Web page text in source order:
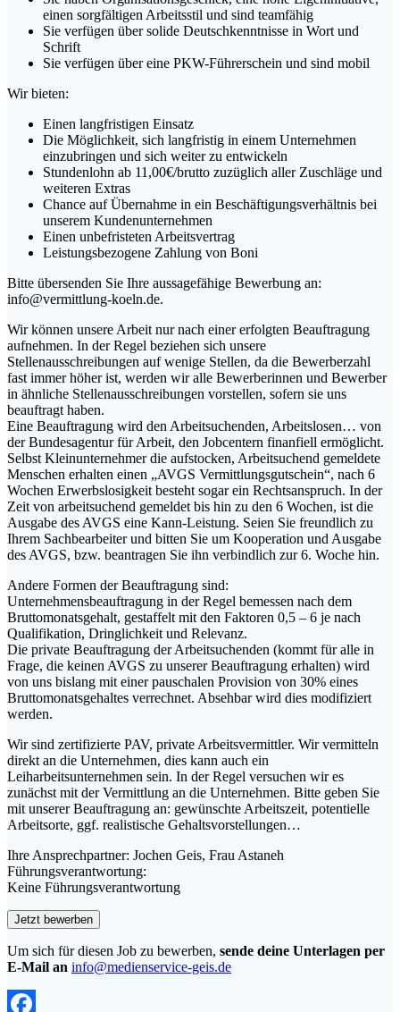
einen sorgfältigen Arbeitsstil und sind teamfähig
Sie verfügen über solide Deutschkenntnisse in Wort und
Schrift
Sie verfügen über eine PKW-Führerschein und sind mobil
Wir bieten:
Einen langfristigen Einsatz
Die Möglichkeit, sich langfristig in einem Unternehmen
einzubringen und sich weiter zu entwickeln
Stundenlohn ab 11,00€/brutto zuzüglich aller Zuschläge und
weiteren Extras
Chance auf Übernahme in ein Beschäftigungsverhältnis bei
unserem Kundenunternehmen
Einen unbefristeten Arbeitsvertrag
Leistungsbezogene Zahlung von Boni
Bitte übersenden Sie Ihre aussagefähige Bewerbung an:
info@vermittlung-koeln.de.
Wir können unsere Arbeit nur nach einer erfolgten Beauftragung
aufnehmen. In der Regel beziehen sich unsere
Stellenausschreibungen auf wenige Stellen, da die Bewerberzahl
fast immer höher ist, werden wir alle Bewerberinnen und Bewerber
in ähnliche Stellenausschreibungen vorstellen, sofern sie uns
beauftragt haben.
Eine Beauftragung wird den Arbeitsuchenden, Arbeitslosen… von
der Bundesagentur für Arbeit, den Jobcentern finanfiell ermöglicht.
Selbst Kleinunternehmer die aufstocken, Arbeitsuchend gemeldete
Menschen erhalten einen „AVGS Vermittlungsgutschein“, nach 6
Wochen Erwerbslosigkeit besteht sogar ein Rechtsanspruch. In der
Zeit von arbeitsuchend gemeldet bis hin zu den 6 Wochen, ist die
Ausgabe des AVGS eine Kann-Leistung. Seien Sie freundlich zu
Ihrem Sachbearbeiter und bitten Sie um Kooperation und Ausgabe
des AVGS, bzw. beantragen Sie ihn verbindlich zur 6. Woche hin.
Andere Formen der Beauftragung sind:
Unternehmensbeauftragung in der Regel bemessen nach dem
Bruttomonatsgehalt, gestaffelt mit den Faktoren 0,5 – 6 je nach
Qualifikation, Dringlichkeit und Relevanz.
Die private Beauftragung der Arbeitsuchenden (kommt für alle in
Frage, die keinen AVGS zu unserer Beauftragung erhalten) wird
von uns bislang mit einer pauschalen Provision von 30% eines
Bruttomonatsgehaltes verrechnet. Absehbar wird dies modifiziert
werden.
Wir sind zertifizierte PAV, private Arbeitsvermittler. Wir vermitteln
direkt an die Unternehmen, dies kann auch ein
Leiharbeitsunternehmen sein. In der Regel versuchen wir es
zunächst mit der Vermittlung an die Unternehmen. Bitte geben Sie
mit unserer Beauftragung an: gewünschte Arbeitszeit, potentielle
Arbeitsorte, ggf. realistische Gehaltsvorstellungen…
Ihre Ansprechpartner: Jochen Geis, Frau Astaneh
Führungsverantwortung:
Keine Führungsverantwortung
Um sich für diesen Job zu bewerben, sende deine Unterlagen per
E-Mail an info@medienservice-geis.de